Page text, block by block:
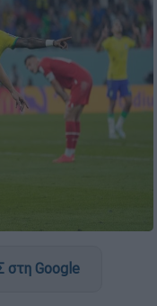
Google